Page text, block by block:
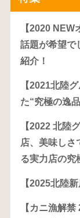
【2020
話題が希望で
紹介！
【2021北陸
た“究極の逸
【2022 北陸
店、美味しさ
る実力店の究
【2025北陸
【カニ漁解